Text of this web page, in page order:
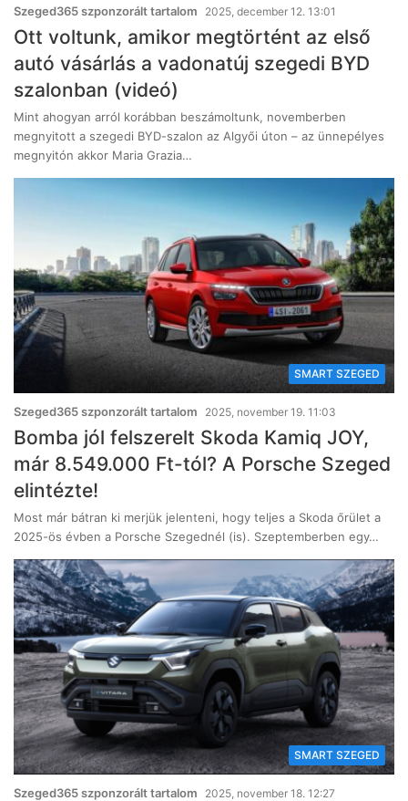
Szeged365 szponzorált tartalom 2025, december 12. 13:01
Ott voltunk, amikor megtörtént az első
autó vásárlás a vadonatúj szegedi BYD
szalonban (videó)
Mint ahogyan arról korábban beszámoltunk, novemberben
megnyitott a szegedi BYD-szalon az Algyői úton – az ünnepélyes
megnyitón akkor Maria Grazia…
SMART SZEGED
Szeged365 szponzorált tartalom 2025, november 19. 11:03
Bomba jól felszerelt Skoda Kamiq JOY,
már 8.549.000 Ft-tól? A Porsche Szeged
elintézte!
Most már bátran ki merjük jelenteni, hogy teljes a Skoda őrület a
2025-ös évben a Porsche Szegednél (is). Szeptemberben egy…
SMART SZEGED
Szeged365 szponzorált tartalom 2025, november 18. 12:27